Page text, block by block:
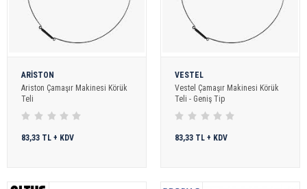
ARİSTON
Ariston Çamaşır Makinesi Körük
Teli
83,33 TL + KDV
VESTEL
Vestel Çamaşır Makinesi Körük
Teli - Geniş Tip
83,33 TL + KDV